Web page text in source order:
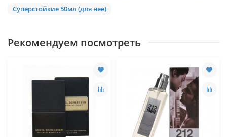
Суперстойкие 50мл (для нее)
Рекомендуем посмотреть